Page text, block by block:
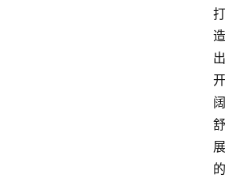
打
造
出
开
阔
舒
展
的